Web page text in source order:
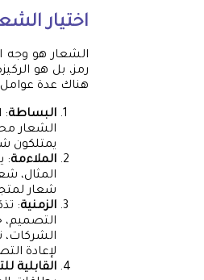
اختيار
الشعار هو وجه
رمز، بل هو
هناك عدة عوامل
البساطة:
الشعار
يمتلكون
الملاءمة:
المثال،
شعار
الزمنية:
التصميم،
الشركات،
لإعادة
القابلية